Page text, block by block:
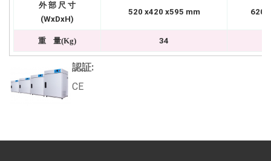
外 部 尺 寸
(WxDxH)
520 x420 x595 mm
重 量(Kg) 34
認証:
CE